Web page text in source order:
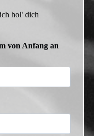
hol' dich
von Anfang an